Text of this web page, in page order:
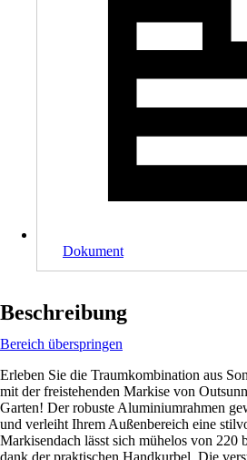
Dokument
Beschreibung
Bereich überspringen
Erleben Sie die Traumkombination aus
mit der freistehenden Markise von
Garten! Der robuste Aluminiumrahmen
und verleiht Ihrem Außenbereich eine
Markisendach lässt sich mühelos von 220
dank der praktischen Handkurbel. Die